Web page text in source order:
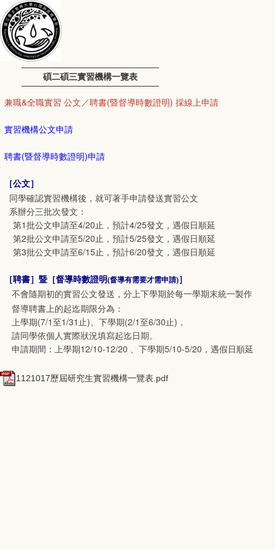
碩二碩三實習機構一覽表
兼職&全職實習 公文／聘書(暨督導時數證明) 採線上申請
實習機構公文申請
聘書(暨督導時數證明)申請
［公文］
同學確認實習機構後，就可著手申請發送實習公文
系辦分三批次發文：
第1批公文申請至4/20止，預計4/25發文，遇假日順延
第2批公文申請至5/20止，預計5/25發文，遇假日順延
第3批公文申請至6/15止，預計6/20發文，遇假日順延
［聘書］暨［督導時數證明(督導有需要才需申請)］
不會隨期初的實習公文發送，分上下學期於每一學期末統一製作
督導聘書上的起迄期限分為：
上學期(7/1至1/31止)、下學期(2/1至6/30止)，
請同學依個人實際狀況填寫起迄日期。
申請期間：上學期12/10-12/20 、下學期5/10-5/20，遇假日順延
1121017歷屆研究生實習機構一覽表.pdf